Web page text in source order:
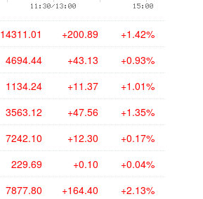
14311.01 +200.89 +1.42%
4694.44 +43.13 +0.93%
1134.24 +11.37 +1.01%
3563.12 +47.56 +1.35%
7242.10 +12.30 +0.17%
229.69 +0.10 +0.04%
7877.80 +164.40 +2.13%